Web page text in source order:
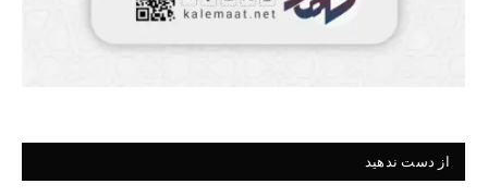
از دست ندهید